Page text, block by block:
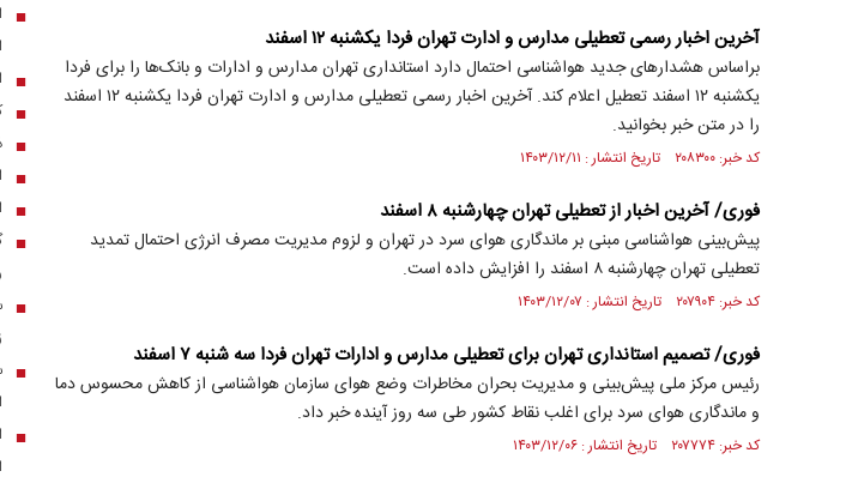
آخرین اخبار رسمی تعطیلی مدارس و ادارت تهران فردا یکشنبه ۱۲ اسفند
براساس هشدارهای جدید هواشناسی احتمال دارد استانداری تهران مدارس و ادارات و بانک‌ها را برای فردا
یکشنبه ۱۲ اسفند تعطیل اعلام کند. آخرین اخبار رسمی تعطیلی مدارس و ادارت تهران فردا یکشنبه ۱۲ اسفند
را در متن خبر بخوانید.
کد خبر: ۲۰۸۳۰۰ تاریخ انتشار : ۱۴۰۳/۱۲/۱۱
فوری/ آخرین اخبار از تعطیلی تهران چهارشنبه ۸ اسفند
پیش‌بینی هواشناسی مبنی بر ماندگاری هوای سرد در تهران و لزوم مدیریت مصرف انرژی احتمال تمدید
تعطیلی تهران چهارشنبه ۸ اسفند را افزایش داده است.
کد خبر: ۲۰۷۹۰۴ تاریخ انتشار : ۱۴۰۳/۱۲/۰۷
فوری/ تصمیم استانداری تهران برای تعطیلی مدارس و ادارات تهران فردا سه شنبه ۷ اسفند
رئیس مرکز ملی پیش‌بینی و مدیریت بحران مخاطرات وضع هوای سازمان هواشناسی از کاهش محسوس دما
و ماندگاری هوای سرد برای اغلب نقاط کشور طی سه روز آینده خبر داد.
کد خبر: ۲۰۷۷۷۴ تاریخ انتشار : ۱۴۰۳/۱۲/۰۶
■
■
■
■
■
■
■
■
■
■